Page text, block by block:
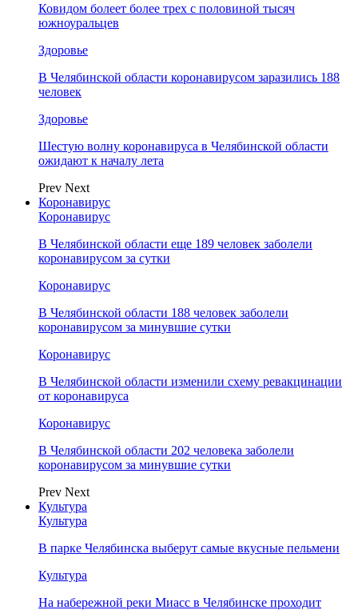
Ковидом болеет более трех с половиной тысяч
южноуральцев
Здоровье
В Челябинской области коронавирусом заразились 188
человек
Здоровье
Шестую волну коронавируса в Челябинской области
ожидают к началу лета
Prev Next
Коронавирус
Коронавирус
В Челябинской области еще 189 человек заболели
коронавирусом за сутки
Коронавирус
В Челябинской области 188 человек заболели
коронавирусом за минувшие сутки
Коронавирус
В Челябинской области изменили схему ревакцинации
от коронавируса
Коронавирус
В Челябинской области 202 человека заболели
коронавирусом за минувшие сутки
Prev Next
Культура
Культура
В парке Челябинска выберут самые вкусные пельмени
Культура
На набережной реки Миасс в Челябинске проходит